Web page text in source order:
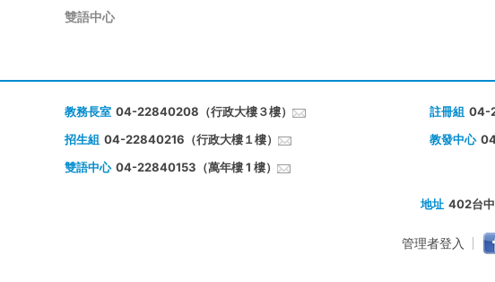
雙語中心
教務長室 04-22840208（行政大樓３樓） 註冊組 04-
招生組 04-22840216（行政大樓１樓） 教發中心
雙語中心 04-22840153（萬年樓 1 樓）
地址 402台
管理者登入